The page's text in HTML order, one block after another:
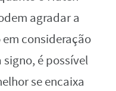
agradar a
consideração
é possível
se encaixa